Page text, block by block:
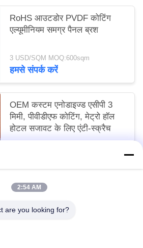
RoHS आउटडोर PVDF कोटिंग
एल्यूमीनियम समग्र पैनल ब्रश
3 USD/SQM MOQ:600sqm
हमसे संपर्क करें
OEM कस्टम एनोडाइज्ड एसीपी 3
मिमी, पीवीडीएफ कोटिंग, मेट्रो हॉल
होटल सजावट के लिए एंटी-स्क्रैच
2:54 AM
are you looking for?